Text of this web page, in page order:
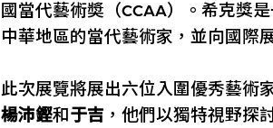
國當代藝術奬（CCAA）。希克獎
中華地區的當代藝術家，並向國際
此次展覽將展出六位入圍優秀藝術
楊沛鏗和 于吉 ，他們以獨特視野探